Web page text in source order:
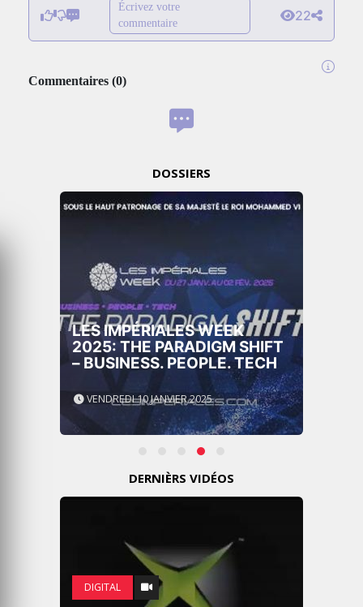
Écrivez votre
commentaire
22
Commentaires (0)
DOSSIERS
LES IMPÉRIALES WEEK
2025: THE PARADIGM SHIFT
– BUSINESS. PEOPLE. TECH
VENDREDI 10 JANVIER 2025
DERNIÈRS VIDÉOS
DIGITAL